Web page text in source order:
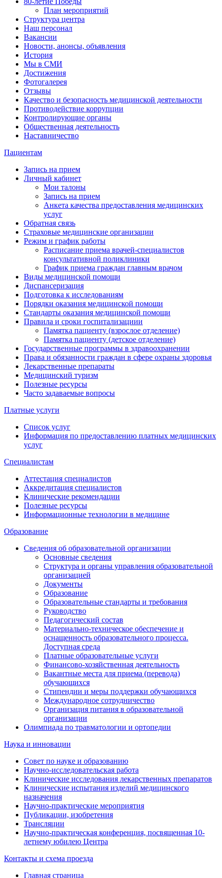
План мероприятий
Структура центра
Наш персонал
Вакансии
Новости, анонсы, объявления
История
Мы в СМИ
Достижения
Фотогалерея
Отзывы
Качество и безопасность медицинской деятельности
Противодействие коррупции
Контролирующие органы
Общественная деятельность
Наставничество
Пациентам
Запись на прием
Личный кабинет
Мои талоны
Запись на прием
Анкета качества предоставления медицинских
услуг
Обратная связь
Страховые медицинские организации
Режим и график работы
Расписание приема врачей-специалистов
консультативной поликлиники
График приема граждан главным врачом
Виды медицинской помощи
Диспансеризация
Подготовка к исследованиям
Порядки оказания медицинской помощи
Стандарты оказания медицинской помощи
Правила и сроки госпитализациии
Памятка пациенту (взрослое отделение)
Памятка пациенту (детское отделение)
Государственные программы в здравоохранении
Права и обязанности граждан в сфере охраны здоровья
Лекарственные препараты
Медицинский туризм
Полезные ресурсы
Часто задаваемые вопросы
Платные услуги
Список услуг
Информация по предоставлению платных медицинских
услуг
Специалистам
Аттестация специалистов
Аккредитация специалистов
Клинические рекомендации
Полезные ресурсы
Информационные технологии в медицине
Образование
Сведения об образовательной организации
Основные сведения
Структура и органы управления образовательной
организацией
Документы
Образование
Образовательные стандарты и требования
Руководство
Педагогический состав
Материально-техническое обеспечение и
оснащенность образовательного процесса.
Доступная среда
Платные образовательные услуги
Финансово-хозяйственная деятельность
Вакантные места для приема (перевода)
обучающихся
Стипендии и меры поддержки обучающихся
Международное сотрудничество
Организация питания в образовательной
организации
Олимпиада по травматологии и ортопедии
Наука и инновации
Совет по науке и образованию
Научно-исследовательская работа
Клинические исследования лекарственных препаратов
Клинические испытания изделий медицинского
назначения
Научно-практические мероприятия
Публикации, изобретения
Трансляции
Научно-практическая конференция, посвященная 10-
летнему юбилею Центра
Контакты и схема проезда
Главная страница